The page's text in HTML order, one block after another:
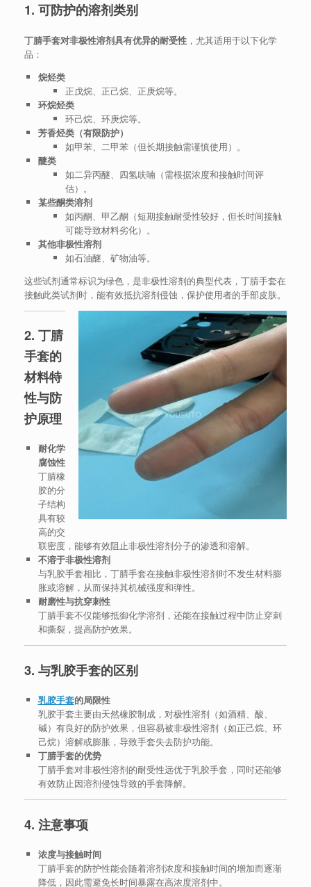
1. 可防护的溶剂类别
丁腈手套对非极性溶剂具有优异的耐受性 ，尤其适用于以下化学
品：
烷烃类
正戊烷、正己烷、正庚烷等。
环烷烃类
环己烷、环庚烷等。
芳香烃类（有限防护）
如甲苯、二甲苯（但长期接触需谨慎使用）。
醚类
如二异丙醚、四氢呋喃（需根据浓度和接触时间评
估）。
某些酮类溶剂
如丙酮、甲乙酮（短期接触耐受性较好，但长时间接触
可能导致材料劣化）。
其他非极性溶剂
如石油醚、矿物油等。
这些试剂通常标识为绿色，是非极性溶剂的典型代表，丁腈手套在
接触此类试剂时，能有效抵抗溶剂侵蚀，保护使用者的手部皮肤。
2. 丁腈
手套的
材料特
性与防
护原理
耐化学
腐蚀性
丁腈橡
胶的分
子结构
具有较
高的交
联密度，能够有效阻止非极性溶剂分子的渗透和溶解。
不溶于非极性溶剂
与乳胶手套相比，丁腈手套在接触非极性溶剂时不发生材料膨
胀或溶解，从而保持其机械强度和弹性。
耐磨性与抗穿刺性
丁腈手套不仅能够抵御化学溶剂，还能在接触过程中防止穿刺
和撕裂，提高防护效果。
3. 与乳胶手套的区别
乳胶手套的局限性
乳胶手套主要由天然橡胶制成，对极性溶剂（如酒精、酸、
碱）有良好的防护效果，但容易被非极性溶剂（如正己烷、环
己烷）溶解或膨胀，导致手套失去防护功能。
丁腈手套的优势
丁腈手套对非极性溶剂的耐受性远优于乳胶手套，同时还能够
有效防止因溶剂侵蚀导致的手套降解。
4. 注意事项
浓度与接触时间
丁腈手套的防护性能会随着溶剂浓度和接触时间的增加而逐渐
降低，因此需避免长时间暴露在高浓度溶剂中。